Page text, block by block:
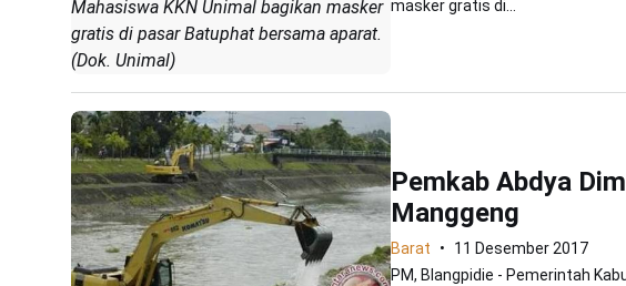
Mahasiswa KKN Unimal bagikan masker
gratis di pasar Batuphat bersama aparat.
(Dok. Unimal)
masker gratis di...
Pemkab Abdya
Manggeng
Barat
11 Desember 2017
PM, Blangpidie - Pemerintah